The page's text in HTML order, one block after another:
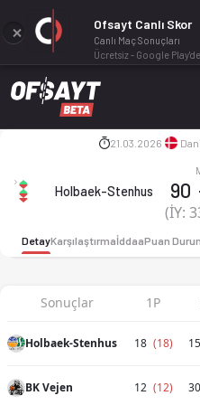
Holbaek-Stenhus - BK Vejen
Holbaek-
21.03.2026
Holbaek-Stenhus 90
(İY:
DetayKarşılaştırmaİddaaPuan
Sonuçlar 1P
Holbaek-Stenhus 18 (18) 15
BK Vejen 12 (12) 30
Ofsayt Canlı Skor
Canlı Maç Sonuçları
Ücretsiz - Google Play'de